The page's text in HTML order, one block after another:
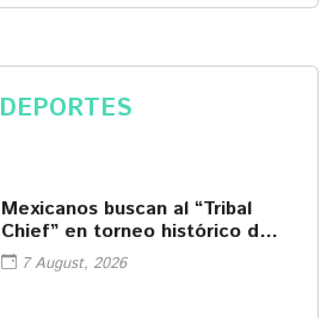
DEPORTES
Mexicanos buscan al “Tribal
Chief” en torneo histórico de
WWE7 August, 2026